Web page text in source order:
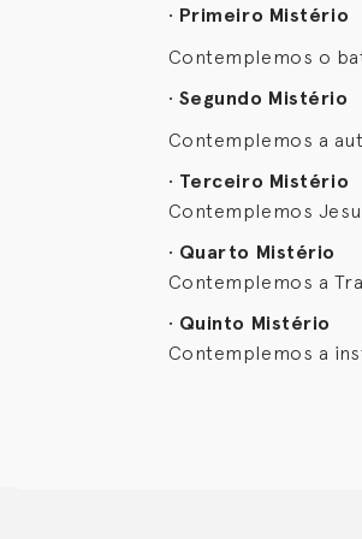
• Primeiro Mistério
Contemplemos o
• Segundo Mistério
Contemplemos a
• Terceiro Mistério
Contemplemos
• Quarto Mistério
Contemplemos a
• Quinto Mistério
Contemplemos a